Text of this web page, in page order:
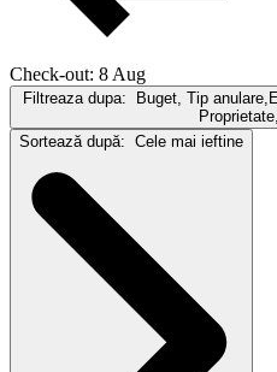
Check-out: 8 Aug
Filtreaza dupa:
Buget, Tip
Sortează după: Cele mai ieftine